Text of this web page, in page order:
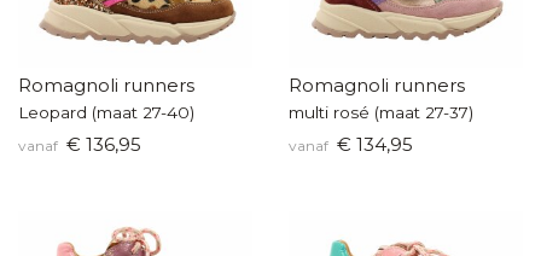
Romagnoli runners
Leopard (maat 27-40)
vanaf € 136,95
Romagnoli runners
multi rosé (maat 27-37)
vanaf € 134,95